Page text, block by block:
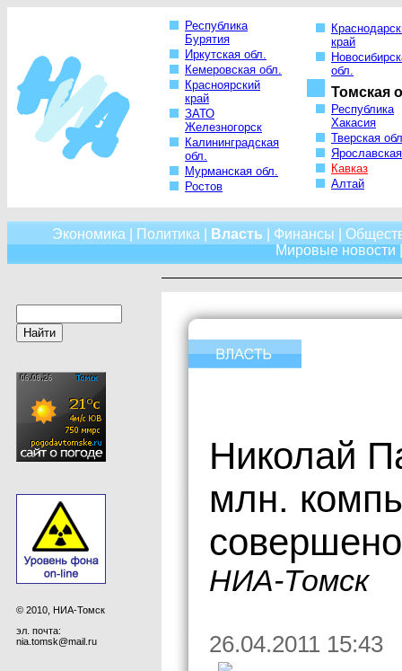
Республика
Бурятия
Иркутская обл.
Кемеровская обл.
Красноярский
край
ЗАТО
Железногорск
Калининградская
обл.
Мурманская обл.
Ростов
край
обл.
Томская
Республика
Хакасия
Тверская
Кавказ
Алтай
Экономика Политика Власть Финансы
Мировые новости
© 2010, НИА-Томск
эл. почта:
nia.tomsk@mail.ru
Николай
млн.
НИА-Томск
26.04.2011 15:43